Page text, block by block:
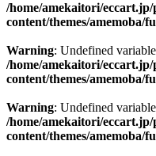
/home/amekaitori/
content/themes/amemoba/
Warning: Undefined
/home/amekaitori/
content/themes/amemoba/
Warning: Undefined
/home/amekaitori/
content/themes/amemoba/